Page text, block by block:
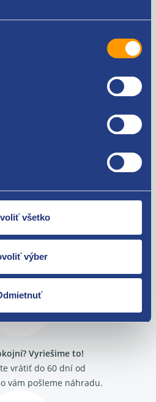
všetko
výber
duży nalejte do nádržky
ručíme!
Vyriešime to!
vrátiť do 60 dní od
vám pošleme náhradu.